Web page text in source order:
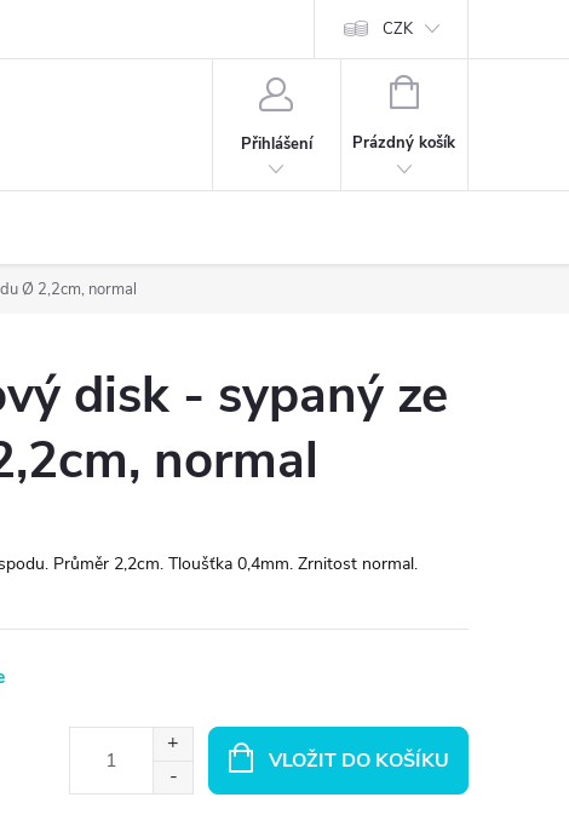
CZK
Přihlášení
NÁKUPNÍ
Prázdný košík
Ø 2,2cm, normal
disk - sypaný ze
normal
Průměr 2,2cm. Tloušťka 0,4mm. Zrnitost normal.
VLOŽIT DO KOŠÍKU